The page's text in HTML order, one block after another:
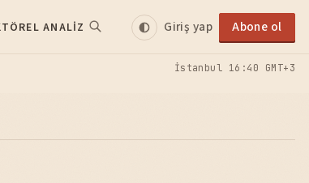
ANALIZ Giriş yap Abone ol
İstanbul 16:40 GMT+3